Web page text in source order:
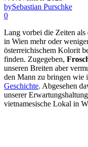
bySebastian Purschke
0
Lang vorbei die Zeiten als
in Wien mehr oder
österreichischem Kolorit
finden. Zugegeben,
unseren Breiten aber
den Mann zu bringen wie
Geschichte. Abgesehen
unserer
vietnamesische Lokal in